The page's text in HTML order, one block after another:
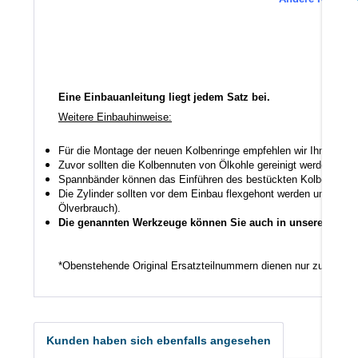
Eine Einbauanleitung liegt jedem Satz bei.
Weitere Einbauhinweise:
Für die Montage der neuen Kolbenringe empfehlen wir Ihnen
Zuvor sollten die Kolbennuten von Ölkohle gereinigt werden
Spannbänder können das Einführen des bestückten Kolbens in
Die Zylinder sollten vor dem Einbau flexgehont werden um den
Ölverbrauch).
Die genannten Werkzeuge können Sie auch in unserem
*Obenstehende Original Ersatzteilnummern dienen nur zu
Kunden haben sich ebenfalls angesehen